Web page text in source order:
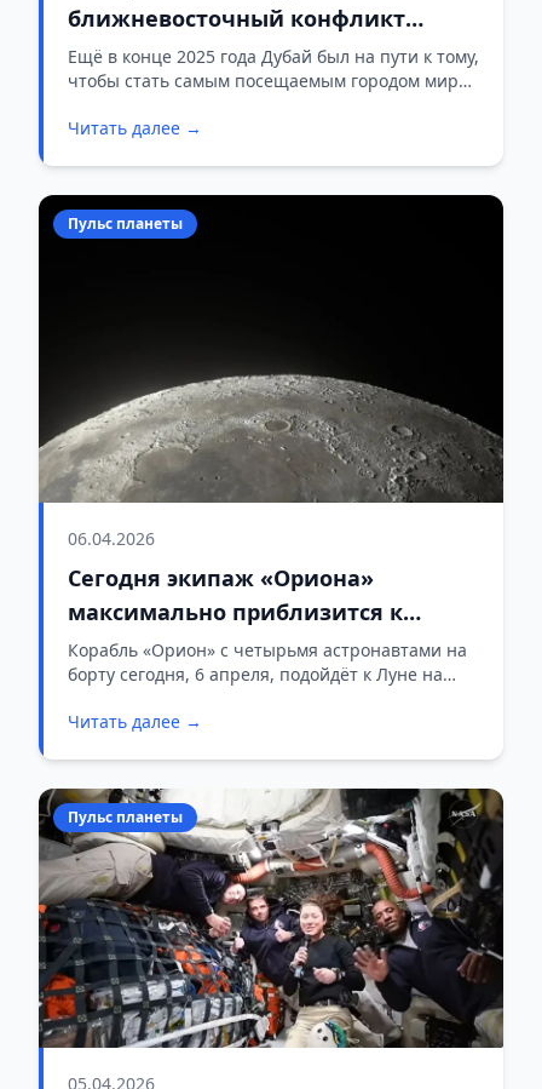
ближневосточный конфликт
ударил по туризму и экономике
эмирата
Ещё в конце 2025 года Дубай был на пути к тому,
чтобы стать самым посещаемым городом мира
за год. Сегодня ситуация выглядит совсем
Читать далее →
Пульс планеты
06.04.2026
Сегодня экипаж «Ориона»
максимально приблизится к
обратной стороне Луны. Что их там
ждёт?
Корабль «Орион» с четырьмя астронавтами на
борту сегодня, 6 апреля, подойдёт к Луне на
километров. Впервые за более чем полвека
«Аполлон-17».
Читать далее →
Пульс планеты
05.04.2026